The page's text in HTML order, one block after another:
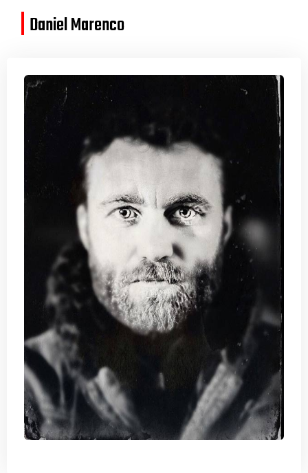
Daniel Marenco